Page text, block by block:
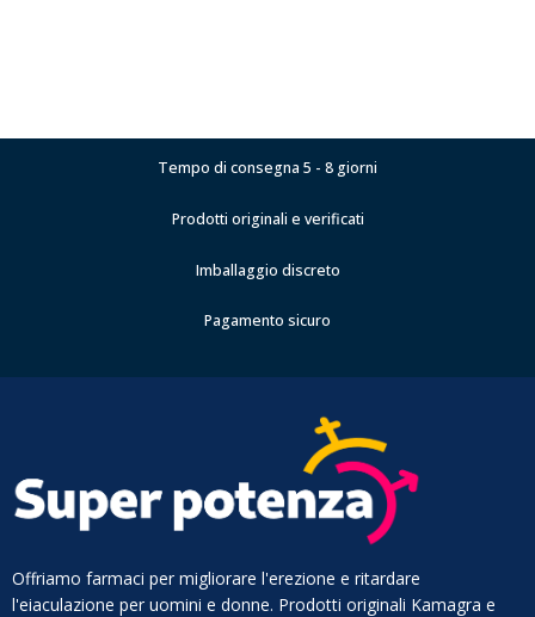
Tempo di consegna 5 - 8 giorni
Prodotti originali e verificati
Imballaggio discreto
Pagamento sicuro
Offriamo farmaci per migliorare l'erezione e ritardare
l'eiaculazione per uomini e donne. Prodotti originali Kamagra e